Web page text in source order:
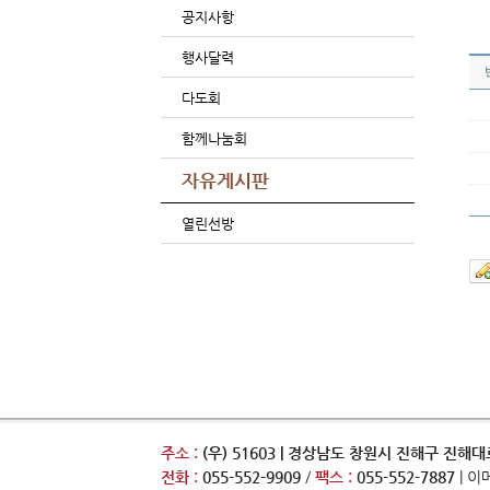
공지사항
행사달력
다도회
함께나눔회
자유게시판
열린선방
주소 : (우) 51603 | 경상남도 창원시 진해구 진해
전화 : 055-552-9909 / 팩스 : 055-552-7887 | 이